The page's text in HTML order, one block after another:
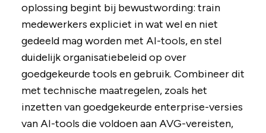
oplossing begint bij bewustwording: train
medewerkers expliciet in wat wel en niet
gedeeld mag worden met AI-tools, en stel
duidelijk organisatiebeleid op over
goedgekeurde tools en gebruik. Combineer dit
met technische maatregelen, zoals het
inzetten van goedgekeurde enterprise-versies
van AI-tools die voldoen aan AVG-vereisten,